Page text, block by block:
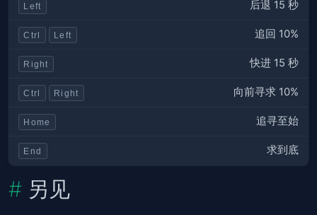
Left 后退 15 秒
Ctrl Left 追回 10%
Right 快进 15 秒
Ctrl Right 向前寻求 10%
Home 追寻至始
End 求到底
另见